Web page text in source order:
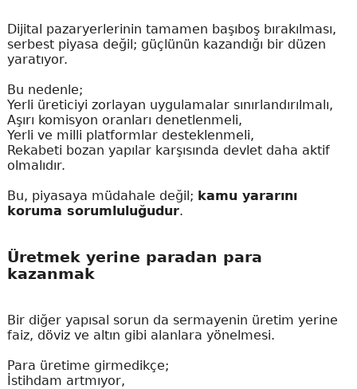
Dijital pazaryerlerinin tamamen başıboş bırakılması,
serbest piyasa değil; güçlünün kazandığı bir düzen
yaratıyor.
Bu nedenle;
Yerli üreticiyi zorlayan uygulamalar sınırlandırılmalı,
Aşırı komisyon oranları denetlenmeli,
Yerli ve milli platformlar desteklenmeli,
Rekabeti bozan yapılar karşısında devlet daha aktif
olmalıdır.
Bu, piyasaya müdahale değil; kamu yararını
koruma sorumluluğudur.
Üretmek yerine paradan para
kazanmak
Bir diğer yapısal sorun da sermayenin üretim yerine
faiz, döviz ve altın gibi alanlara yönelmesi.
Para üretime girmedikçe;
İstihdam artmıyor,